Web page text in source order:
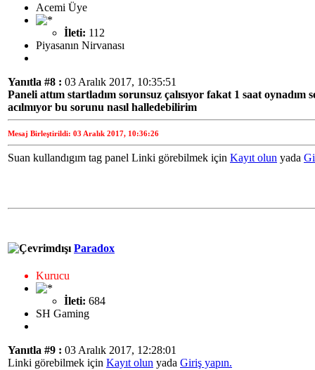
Acemi Üye
İleti: 112
Piyasanın Nirvanası
Yanıtla #8 : 03 Aralık 2017, 10:35:51
Paneli attım startladım sorunsuz çalısıyor fakat 1 saat
acılmıyor bu sorunu nasıl halledebilirim
Mesaj Birleştirildi: 03 Aralık 2017, 10:36:26
Suan kullandıgım tag panel Linki görebilmek için Kayıt olun yada
Paradox
Kurucu
İleti: 684
SH Gaming
Yanıtla #9 : 03 Aralık 2017, 12:28:01
Linki görebilmek için Kayıt olun yada Giriş yapın.